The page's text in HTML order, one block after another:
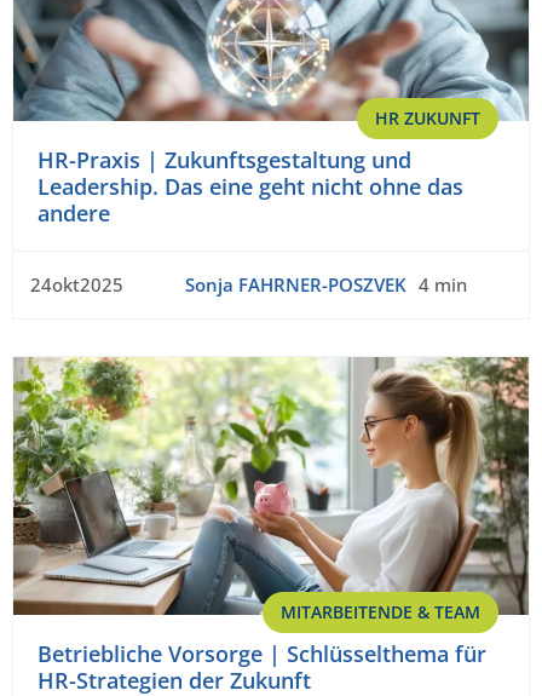
HR ZUKUNFT
HR-Praxis | Zukunftsgestaltung und
Leadership. Das eine geht nicht ohne das
andere
24okt2025 Sonja FAHRNER-POSZVEK 4 min
MITARBEITENDE & TEAM
Betriebliche Vorsorge | Schlüsselthema für
HR-Strategien der Zukunft